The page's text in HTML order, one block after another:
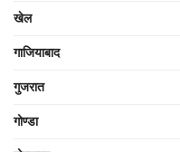
खेल
गाजियाबाद
गुजरात
गोण्डा